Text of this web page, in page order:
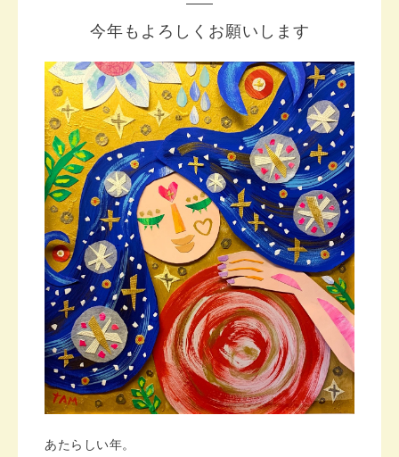
今年もよろしくお願いします
あたらしい年。